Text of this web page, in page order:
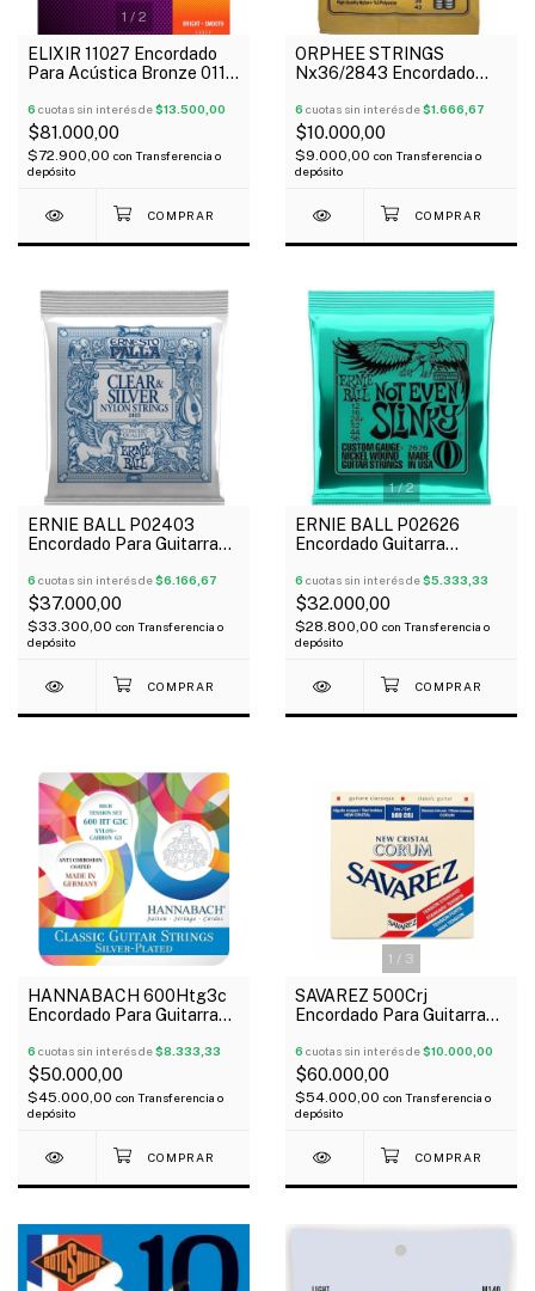
1/2
ELIXIR 11027 Encordado
Para Acústica Bronze 011-
Oferta!
6 cuotas sin interés de$13.500,00
$81.000,00
$72.900,00 con Transferencia o
depósito
ORPHEE STRINGS
Nx36/2843 Encordado
043 Nylon Tensión Normal
6 cuotas sin interés de$1.666,67
$10.000,00
$9.000,00 con Transferencia o
depósito
ERNIE BALL P02403
Encordado Para Guitarra
Nylon
6 cuotas sin interés de$6.166,67
$37.000,00
$33.300,00 con Transferencia o
depósito
1/2
ERNIE BALL P02626
Encordado Guitarra
Wound 12-56
6 cuotas sin interés de$5.333,33
$32.000,00
$28.800,00 con Transferencia o
depósito
HANNABACH 600Htg3c
Encordado Para Guitarra
Tensión Alta
6 cuotas sin interés de$8.333,33
$50.000,00
$45.000,00 con Transferencia o
depósito
1 / 3
SAVAREZ 500Crj
Encordado Para Guitarra
Cristal
6 cuotas sin interés de$10.000,00
$60.000,00
$54.000,00 con Transferencia o
depósito